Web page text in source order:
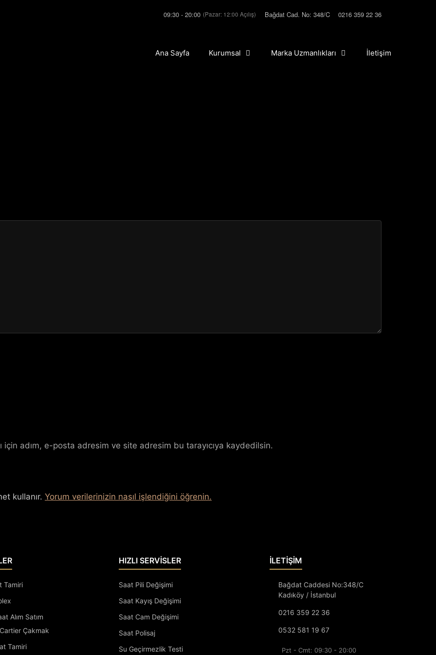
09:30 - 20:00 (Pazar: 12:00 Açılış) Bağdat Cad. No: 348/C 0216 359 22 36
Ana Sayfa Kurumsal Marka Uzmanlıkları İletişim
için adım, e-posta adresim ve site adresim bu tarayıcıya kaydedilsin.
kullanır. Yorum verilerinizin nasıl işlendiğini öğrenin.
Tamiri
Alım Satım
Çakmak
Tamiri
HIZLI SERVİSLER
Saat Pili Değişimi
Saat Kayış Değişimi
Saat Cam Değişimi
Saat Polisaj
Su Geçirmezlik Testi
İLETİŞİM
Bağdat Caddesi No:348/C
Kadıköy / İstanbul
0216 359 22 36
0532 581 19 67
Pzt - Cmt: 09:30 - 20:00